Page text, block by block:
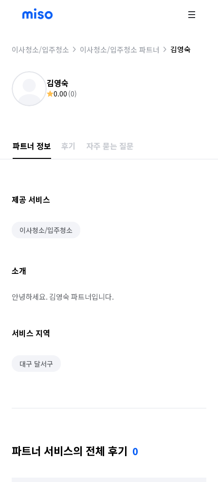
이사청소/입주청소 이사청소/입주청소 파트너 김영숙
김영숙
0.00 (0)
파트너 정보 후기 자주 묻는 질문
제공 서비스
이사청소/입주청소
소개
안녕하세요. 김영숙 파트너입니다.
서비스 지역
대구 달서구
파트너 서비스의 전체 후기 0